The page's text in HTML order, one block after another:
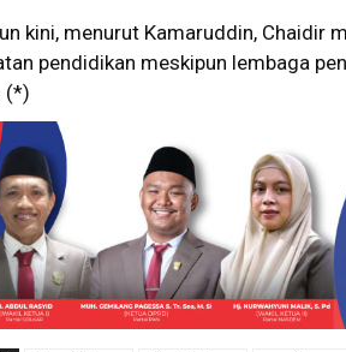
kini, menurut Kamaruddin, Chaidir
pendidikan meskipun lembaga
(*)